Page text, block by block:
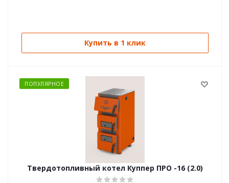
Купить в 1 клик
ПОПУЛЯРНОЕ
Твердотопливный котел Куппер ПРО -16 (2.0)